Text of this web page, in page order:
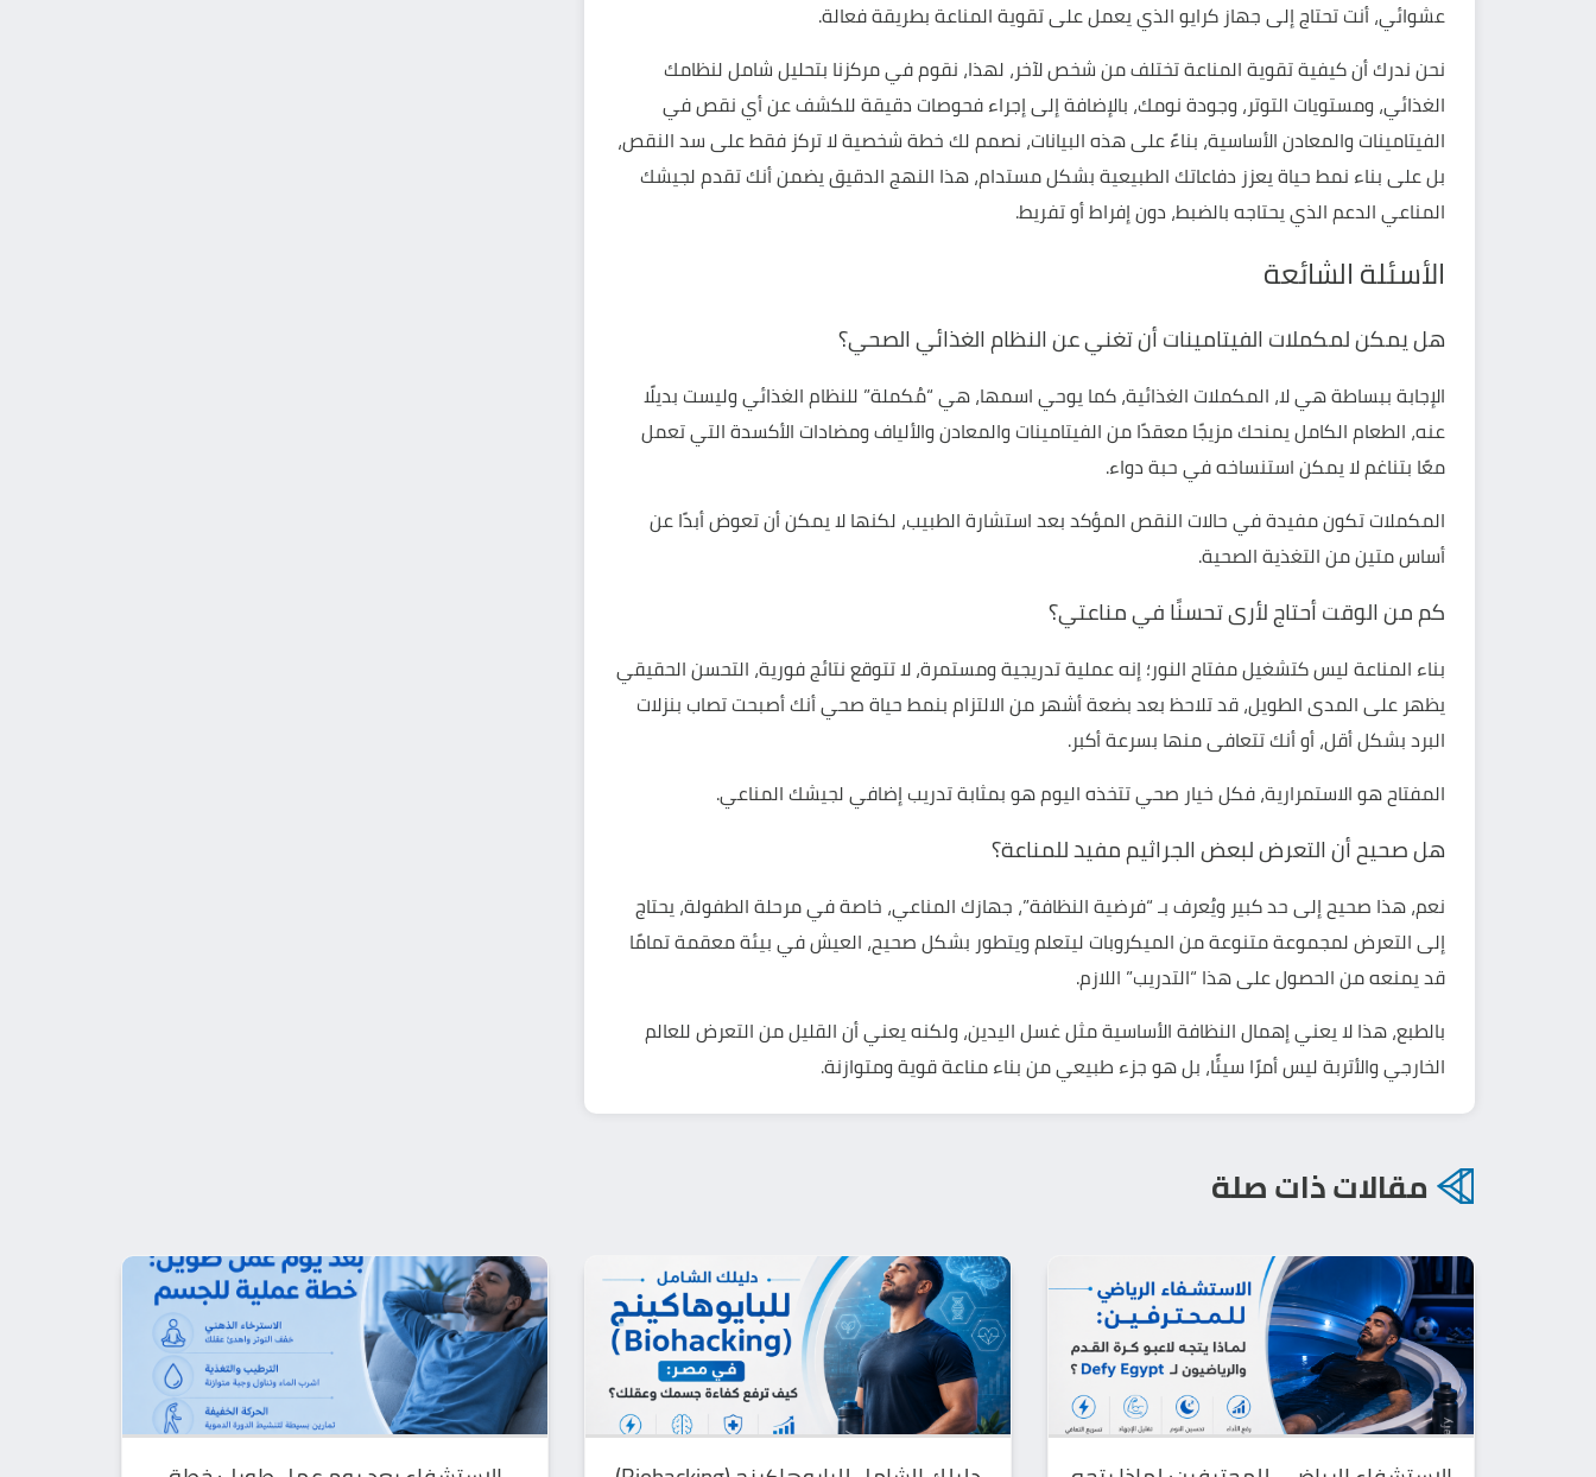
عشوائي، أنت تحتاج إلىجهاز كرايوالذي يعمل على تقوية المناعة بطريقة فعالة.
نحن ندرك أن كيفية تقوية المناعة تختلف من شخص لآخر، لهذا، نقوم في مركزنا بتحليل شامل لنظامك
الغذائي، ومستويات التوتر، وجودة نومك، بالإضافة إلى إجراء فحوصات دقيقة للكشف عن أي نقص في
الفيتامينات والمعادن الأساسية، بناءً على هذه البيانات، نصمم لك خطة شخصية لا تركز فقط على سد النقص،
بل على بناء نمط حياة يعزز دفاعاتك الطبيعية بشكل مستدام، هذا النهج الدقيق يضمن أنك تقدم لجيشك
المناعي الدعم الذي يحتاجه بالضبط، دون إفراط أو تفريط.
الأسئلة الشائعة
هل يمكن لمكملات الفيتامينات أن تغني عن النظام الغذائي الصحي؟
الإجابة ببساطة هي لا، المكملات الغذائية، كما يوحي اسمها، هي “مُكملة” للنظام الغذائي وليست بديلًا
عنه، الطعام الكامل يمنحك مزيجًا معقدًا من الفيتامينات والمعادن والألياف ومضادات الأكسدة التي تعمل
معًا بتناغم لا يمكن استنساخه في حبة دواء.
المكملات تكون مفيدة في حالات النقص المؤكد بعد استشارة الطبيب، لكنها لا يمكن أن تعوض أبدًا عن
أساس متين من التغذية الصحية.
كم من الوقت أحتاج لأرى تحسنًا في مناعتي؟
بناء المناعة ليس كتشغيل مفتاح النور؛ إنه عملية تدريجية ومستمرة، لا تتوقع نتائج فورية، التحسن الحقيقي
يظهر على المدى الطويل، قد تلاحظ بعد بضعة أشهر من الالتزام بنمط حياة صحي أنك أصبحت تصاب بنزلات
البرد بشكل أقل، أو أنك تتعافى منها بسرعة أكبر.
المفتاح هو الاستمرارية، فكل خيار صحي تتخذه اليوم هو بمثابة تدريب إضافي لجيشك المناعي.
هل صحيح أن التعرض لبعض الجراثيم مفيد للمناعة؟
نعم، هذا صحيح إلى حد كبير ويُعرف بـ “فرضية النظافة”، جهازك المناعي، خاصة في مرحلة الطفولة، يحتاج
إلى التعرض لمجموعة متنوعة من الميكروبات ليتعلم ويتطور بشكل صحيح، العيش في بيئة معقمة تمامًا
قد يمنعه من الحصول على هذا “التدريب” اللازم.
بالطبع، هذا لا يعني إهمال النظافة الأساسية مثل غسل اليدين، ولكنه يعني أن القليل من التعرض للعالم
الخارجي والأتربة ليس أمرًا سيئًا، بل هو جزء طبيعي من بناء مناعة قوية ومتوازنة.
مقالات ذات صلة